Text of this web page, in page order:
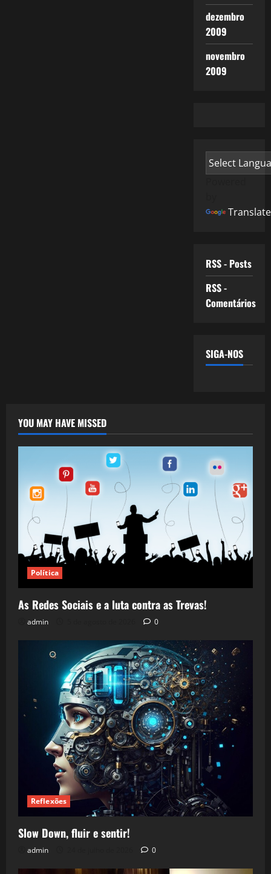
dezembro
2009
novembro
2009
Translate
RSS - Posts
RSS -
Comentários
SIGA-NOS
YOU MAY HAVE MISSED
Política
As Redes Sociais e a luta contra as Trevas!
admin 0
Reflexões
Slow Down, fluir e sentir!
admin 0